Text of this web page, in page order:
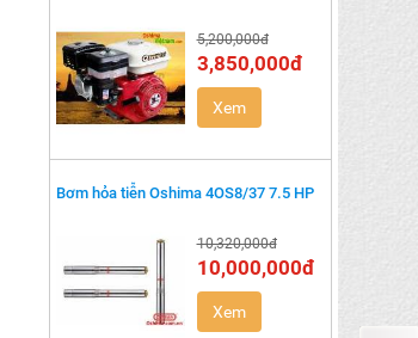
5,200,000đ
3,850,000đ
Xem
Bơm hỏa tiễn Oshima 4OS8/37 7.5 HP
10,320,000đ
10,000,000đ
Xem